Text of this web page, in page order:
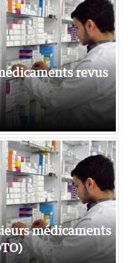
revus
médicaments